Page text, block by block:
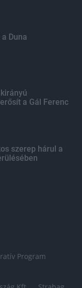
Duna
a Gál Ferenc
szerep hárul a
Program